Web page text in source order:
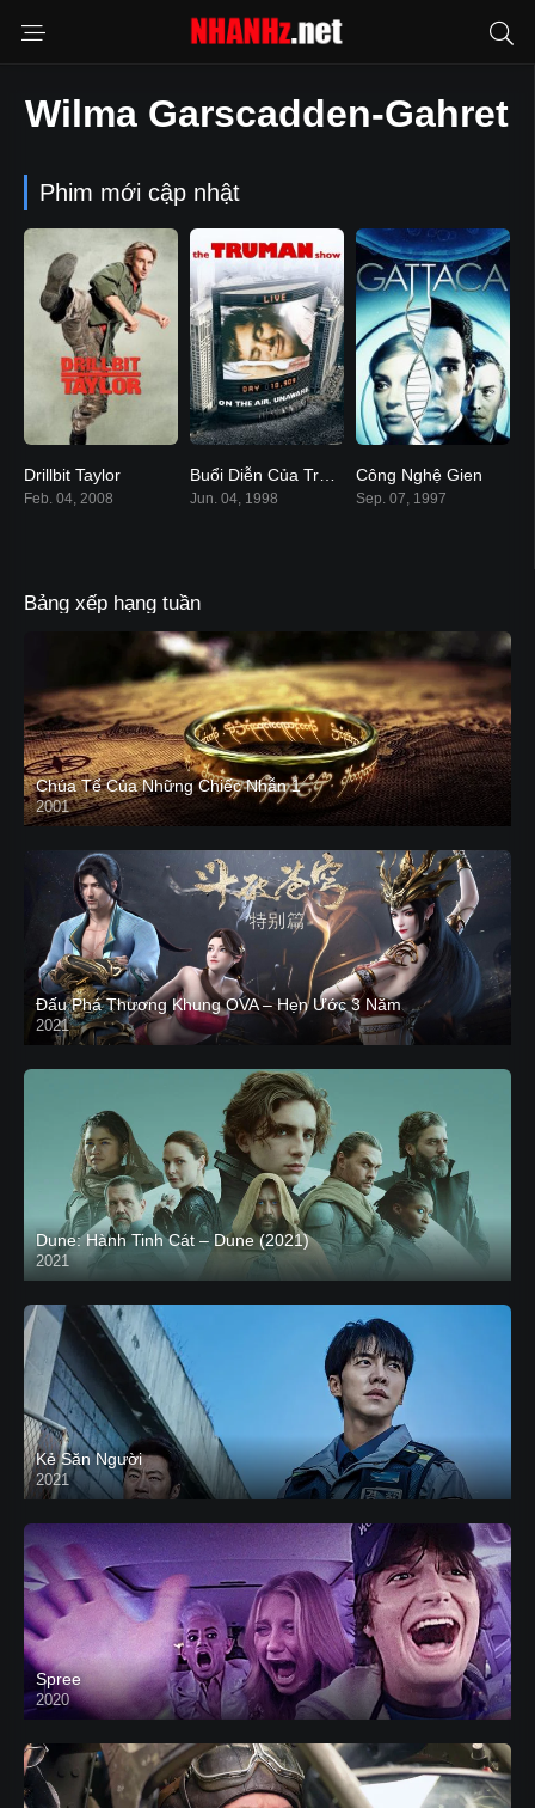
Wilma Garscadden-Gahret
Phim mới cập nhật
Drillbit Taylor
Feb. 04, 2008
8.1
Buổi Diễn Của Truman
Jun. 04, 1998
7.8
Công Nghệ Gien
Sep. 07, 1997
Bảng xếp hạng tuần
Chúa Tể Của Những Chiếc Nhẫn 1
2001
Đấu Phá Thương Khung OVA – Hẹn Ước 3 Năm
2021
Dune: Hành Tinh Cát – Dune (2021)
2021
HD VIETSUB
Kẻ Săn Người
2021
Spree
2020